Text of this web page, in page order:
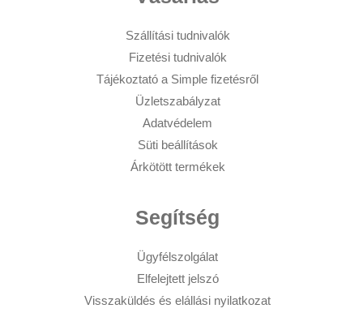
Szállítási tudnivalók
Fizetési tudnivalók
Tájékoztató a Simple fizetésről
Üzletszabályzat
Adatvédelem
Süti beállítások
Árkötött termékek
Segítség
Ügyfélszolgálat
Elfelejtett jelszó
Visszaküldés és elállási nyilatkozat